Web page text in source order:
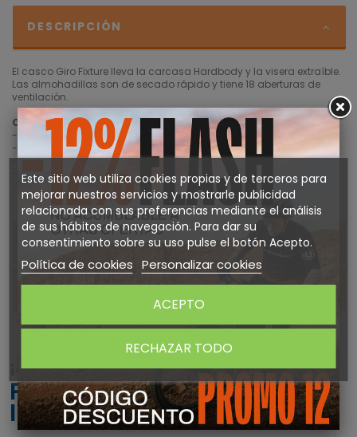
DESCRIPCIÓN
El casco Giro Fixture lleva la carcasa Hardbody y la visera extraíble.
Las almohadillas son de secado rápido y tiene 18 aberturas de
ventilación.
Características:
- Almohadillas de secado rápido
- Reflectante
- Carcasa de policarbonato In-mold con interior EPS
- RocLoc Sport
- 18 aberturas
DETALLES DEL PRODUCTO
Sobre GIRO
¡ATENTO! AQUÍ TE DEJAMOS ALGUNOS
PRODUCTOS QUE PODRÍAN
INTERESARTE
Este sitio web utiliza cookies propias y de terceros para
mejorar nuestros servicios y mostrarle publicidad
relacionada con sus preferencias mediante el análisis
de sus hábitos de navegación. Para dar su
consentimiento sobre su uso pulse el botón Acepto.
Política de cookies Personalizar cookies
RECHAZAR TODO
ACEPTO